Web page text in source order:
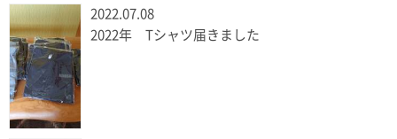
2022.07.08
2022年 Tシャツ届きました